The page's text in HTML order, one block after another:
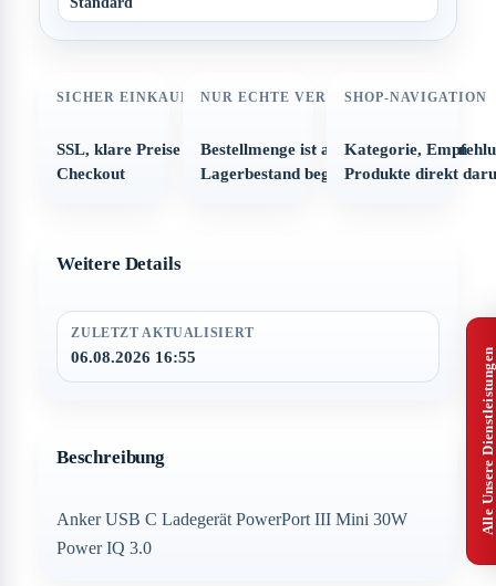
SICHER EINKAUFEN
SSL, klare Preise und strukturierter
Checkout
NUR ECHTE VERFÜGBARKEIT
Bestellmenge ist automatisch auf den
Lagerbestand begrenzt
SHOP-NAVIGATION
Kategorie,
Produkte direkt
Weitere Details
ZULETZT AKTUALISIERT
06.08.2026 16:55
Beschreibung
Anker USB C Ladegerät PowerPort III Mini 30W
Power IQ 3.0
Alle Unsere Dienstleistungen